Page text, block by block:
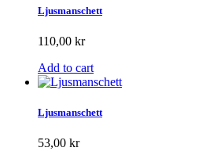
Ljusmanschett
110,00 kr
Add to cart
Ljusmanschett
53,00 kr